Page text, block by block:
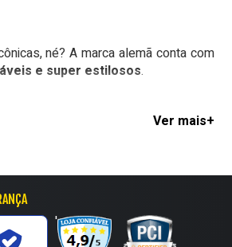
né? A marca alemã conta com
e super estilosos.
lendário Stan Smith. Contamos com
o máximo de conforto pros seus
'